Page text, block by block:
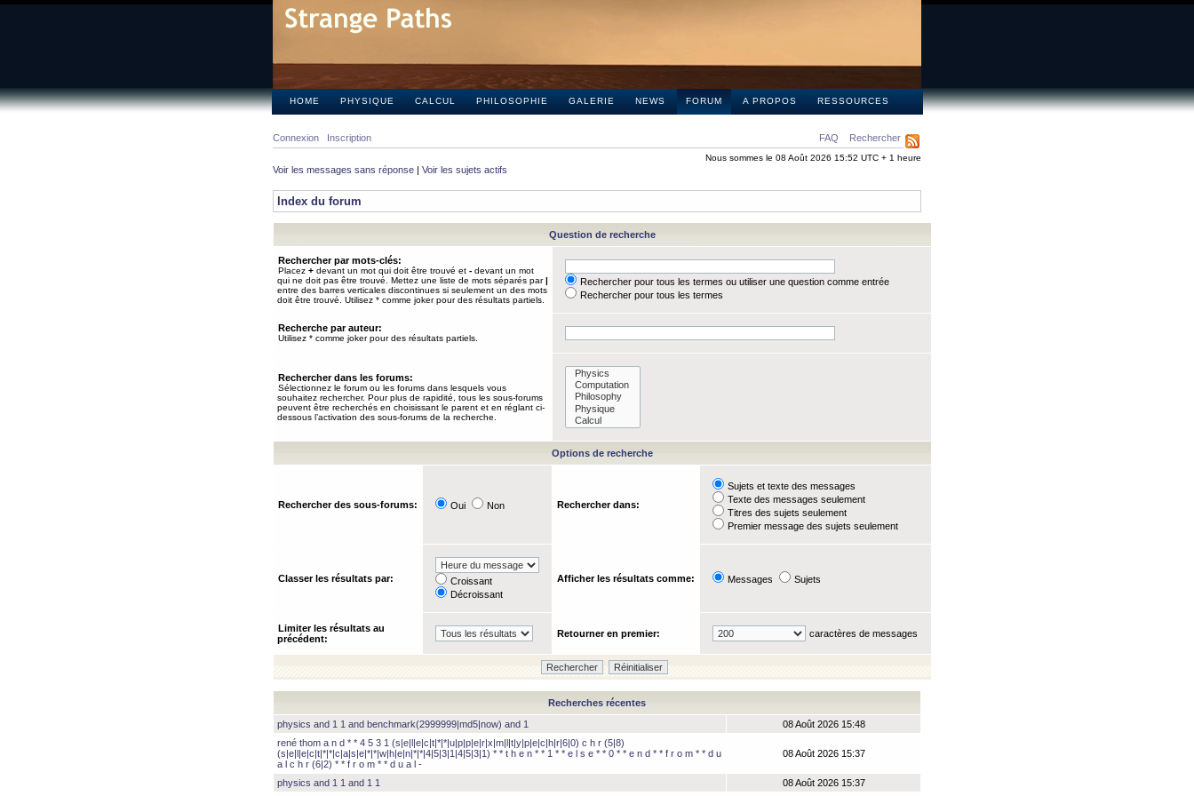
HOME PHYSIQUE CALCUL PHILOSOPHIE GALERIE NEWS FORUM A PROPOS RESSOURCES
FAQ Rechercher
Connexion Inscription
Nous sommes le 08 Août 2026 15:52 UTC + 1 heure
Voir les messages sans réponse | Voir les sujets actifs
Index du forum
Question de recherche
Rechercher par mots-clés:
Placez + devant un mot qui doit être trouvé et - devant un mot
qui ne doit pas être trouvé. Mettez une liste de mots séparés par|
entre des barres verticales discontinues si seulement un des mots
doit être trouvé. Utilisez * comme joker pour des résultats partiels.
Rechercher pour tous les termes ou utiliser une question comme entrée
Rechercher pour tous les termes
Recherche par auteur:
Utilisez * comme joker pour des résultats partiels.
Rechercher dans les forums:
Sélectionnez le forum ou les forums dans lesquels vous
souhaitez rechercher. Pour plus de rapidité, tous les sous-forums
peuvent être recherchés en choisissant le parent et en réglant ci-
dessous l’activation des sous-forums de la recherche.
Options de recherche
Rechercher des sous-forums: Oui Non Rechercher dans:
Sujets et texte des messages
Texte des messages seulement
Titres des sujets seulement
Premier message des sujets seulement
Classer les résultats par:
Croissant
Décroissant
Afficher les résultats comme: Messages Sujets
Limiter les résultats au
précédent:
Retourner en premier: caractères de messages
Recherches récentes
physics and 1 1 and benchmark(2999999|md5|now) and 1
08 Août 2026 15:48
rené thom a n d * * 4 5 3 1 (s|e|l|e|c|t|*|*|u|p|p|e|r|x|m|l|t|y|p|e|c|h|r|6|0) c h r (5|8)
(s|e|l|e|c|t|*|*|c|a|s|e|*|*|w|h|e|n|*|*|4|5|3|1|4|5|3|1) * * t h e n * * 1 * * e l s e * * 0 * * e n d * * f r o m * * d u
a l c h r (6|2) * * f r o m * * d u a l -
08 Août 2026 15:37
physics and 1 1 and 1 1 08 Août 2026 15:37